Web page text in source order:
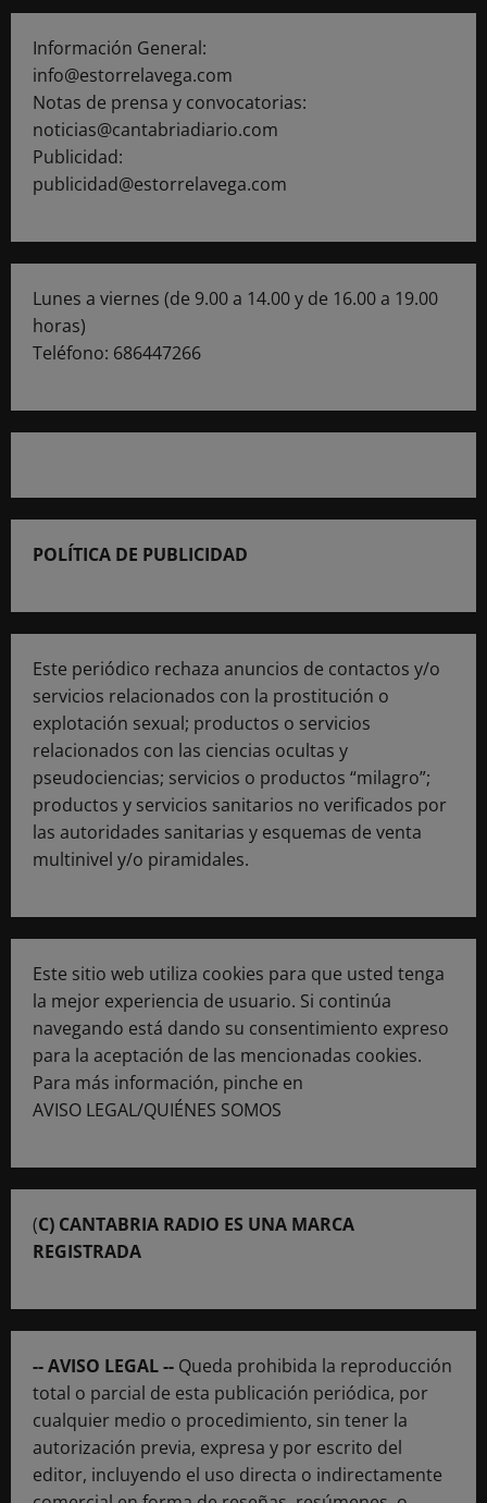
Información General:
info@estorrelavega.com
Notas de prensa y convocatorias:
noticias@cantabriadiario.com
Publicidad:
publicidad@estorrelavega.com
Lunes a viernes (de 9.00 a 14.00 y de 16.00 a 19.00
horas)
Teléfono: 686447266
POLÍTICA DE PUBLICIDAD
Este periódico rechaza anuncios de contactos y/o
servicios relacionados con la prostitución o
explotación sexual; productos o servicios
relacionados con las ciencias ocultas y
pseudociencias; servicios o productos “milagro”;
productos y servicios sanitarios no verificados por
las autoridades sanitarias y esquemas de venta
multinivel y/o piramidales.
Este sitio web utiliza cookies para que usted tenga
la mejor experiencia de usuario. Si continúa
navegando está dando su consentimiento expreso
para la aceptación de las mencionadas cookies.
Para más información, pinche en
AVISO LEGAL/QUIÉNES SOMOS
(C) CANTABRIA RADIO ES UNA MARCA
REGISTRADA
-- AVISO LEGAL -- Queda prohibida la reproducción
total o parcial de esta publicación periódica, por
cualquier medio o procedimiento, sin tener la
autorización previa, expresa y por escrito del
editor, incluyendo el uso directa o indirectamente